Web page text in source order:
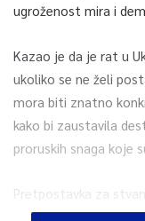
ugroženost mira i
Kazao je da je rat u
ukoliko se ne želi
mora biti znatno
kako bi zaustavila
proruskih snaga koje
Pretpostavka za
ekonomskog